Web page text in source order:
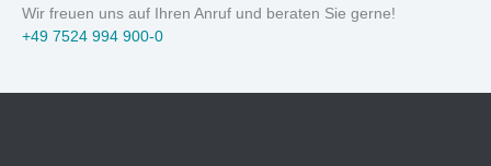
Wir freuen uns auf Ihren Anruf und beraten Sie gerne!
+49 7524 994 900-0